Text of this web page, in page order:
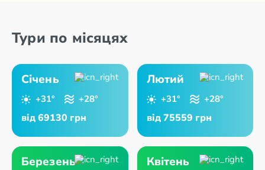
Тури по місяцях
Січень
+31° +28°
від 69130 грн
Лютий
+31° +28°
від 75559 грн
Березень Квітень